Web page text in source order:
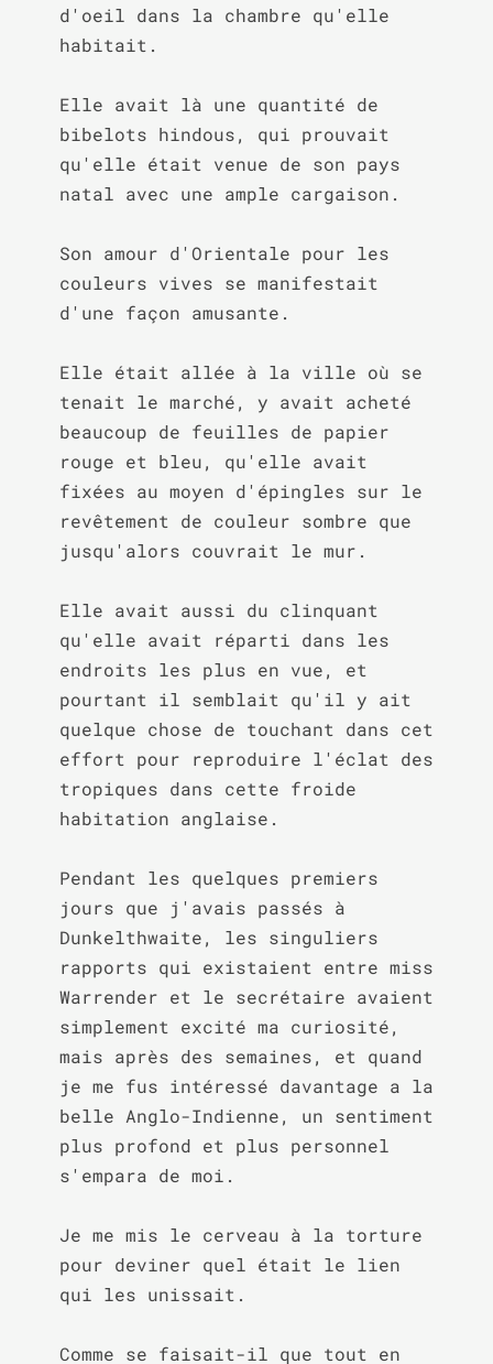
d'oeil dans la chambre qu'elle
habitait.
Elle avait là une quantité de
bibelots hindous, qui prouvait
qu'elle était venue de son pays
natal avec une ample cargaison.
Son amour d'Orientale pour les
couleurs vives se manifestait
d'une façon amusante.
Elle était allée à la ville où se
tenait le marché, y avait acheté
beaucoup de feuilles de papier
rouge et bleu, qu'elle avait
fixées au moyen d'épingles sur le
revêtement de couleur sombre que
jusqu'alors couvrait le mur.
Elle avait aussi du clinquant
qu'elle avait réparti dans les
endroits les plus en vue, et
pourtant il semblait qu'il y ait
quelque chose de touchant dans cet
effort pour reproduire l'éclat des
tropiques dans cette froide
habitation anglaise.
Pendant les quelques premiers
jours que j'avais passés à
Dunkelthwaite, les singuliers
rapports qui existaient entre miss
Warrender et le secrétaire avaient
simplement excité ma curiosité,
mais après des semaines, et quand
je me fus intéressé davantage a la
belle Anglo-Indienne, un sentiment
plus profond et plus personnel
s'empara de moi.
Je me mis le cerveau à la torture
pour deviner quel était le lien
qui les unissait.
Comme se faisait-il que tout en